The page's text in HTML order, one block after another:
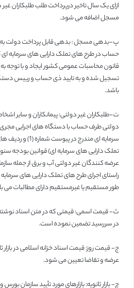
ازای یک سال تاخیر درپرداخت طلب طلبکاران
مسجل اضافه می شود.
پ-بدهی مسجل : بدهی قابل پرداخت دولت به
تسجیل شده و به تایید ذی حساب و رییس
باشد.
ت-طلبکاران غیر دولتی: پیمانکاران و سایر
دولتی طرف حساب با دستگاه های اجرایی
سرمایه ای مندرج در
تملک دارایی های سرمایه ای) قوانین بودجه
عرضه کنندگان غیر دولتی آب و برق از جمله
راستای اجرای طرح های تملک دارایی های
طور مستقیم یا غیرمستقیم دارای مطالبات می
ث- قیمت اسمی: قیمتی که در متن اسناد
در سررسید تضمین نموده است.
ج- قیمت روز: قیمت اسناد خزانه اسلامی در
عرضه و تقاضا تعیین می شود.
چ- بازار ثانویه: بازارهای مورد تأیید سازمان بورس